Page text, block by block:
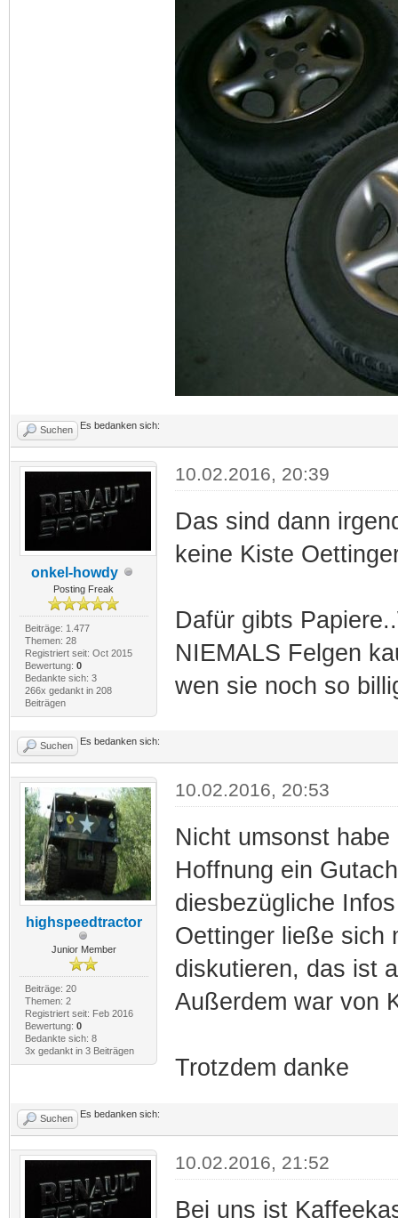
Suchen Es bedanken sich:
onkel-howdy
Posting Freak
Beiträge: 1.477
Themen: 28
Registriert seit: Oct 2015
Bewertung: 0
Bedankte sich: 3
266x gedankt in 208
Beiträgen
10.02.2016, 20:39
Das sind dann
keine Kiste
Dafür gibts
NIEMALS Felgen
wen sie noch so
Suchen Es bedanken sich:
highspeedtractor
Junior Member
Beiträge: 20
Themen: 2
Registriert seit: Feb 2016
Bewertung: 0
Bedankte sich: 8
3x gedankt in 3 Beiträgen
10.02.2016, 20:53
Nicht umsonst
Hoffnung ein
diesbezügliche
Oettinger ließe sich
diskutieren, das ist
Außerdem war von
Trotzdem danke
Suchen Es bedanken sich:
10.02.2016, 21:52
Bei uns ist